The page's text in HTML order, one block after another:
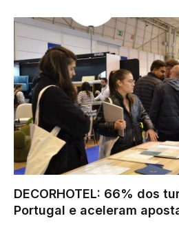
DECORHOTEL: 66% dos
Portugal e aceleram